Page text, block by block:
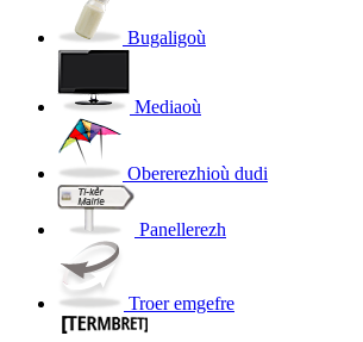
Bugaligoù
Mediaoù
Obererezhioù dudi
Panellerezh
Troer emgefre